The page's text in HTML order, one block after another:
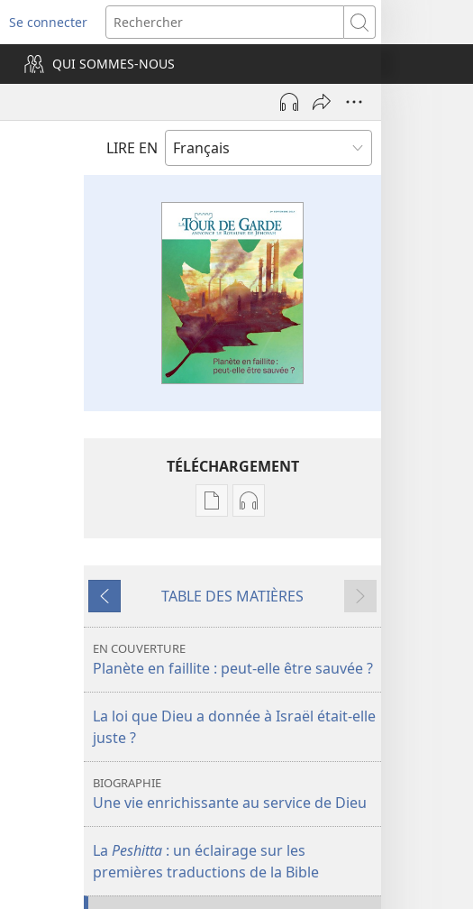
Se connecter
(ouvre
une
nouvelle
fenêtre)
Rechercher
QUI SOMMES-NOUS
LIRE EN
TÉLÉCHARGEMENT
Options
publications
TOUR
DE
GARDE
Planète
elle
sauvée ?
Options
enregistrements
TOUR
GARDE
Planète
elle
sauvée ?
Précédent
TABLE DES MATIÈRES
Suivant
EN COUVERTURE
Planète en faillite : peut-​elle être sauvée ?
La loi que Dieu a donnée à Israël était-​elle
juste ?
BIOGRAPHIE
Une vie enrichissante au service de Dieu
La Peshitta : un éclairage sur les
premières traductions de la Bible